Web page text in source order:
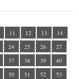
11 12 13
14
24 25 26
27
37 38 39
40
50 51 52
53